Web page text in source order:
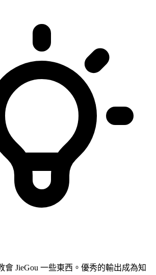
會 JieGou 一些東西。優秀的輸出成為知